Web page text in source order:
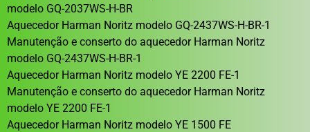
modelo GQ-2037WS-H-BR
Aquecedor Harman Noritz modelo GQ-2437WS-H-BR-1
Manutenção e conserto do aquecedor Harman Noritz
modelo GQ-2437WS-H-BR-1
Aquecedor Harman Noritz modelo YE 2200 FE-1
Manutenção e conserto do aquecedor Harman Noritz
modelo YE 2200 FE-1
Aquecedor Harman Noritz modelo YE 1500 FE